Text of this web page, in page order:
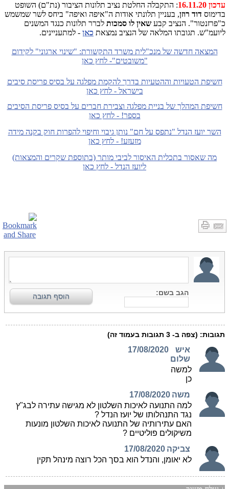
עדכון 16.11.20
: התקבלה החלטת נציב תלונות הציבור (נת"ם) השופט
בדימוס דוד רוזן, בעניין תלונתי אודות ה"איפה ואיפה" ביחס לשר שמשמש
כ"פרזנטור". הנציב קבע שאין לו סמכות לברר תלונות כנגד המשנים
ליועמ"ש. תגובתו המלאה של הנציב נמצאת כאן - למתעניינים.
המצאה חדשה של מנכ"לית משרד התקשורת: "שינוי ארגוני" לקידום
"משובטים"- לחץ כאן
חשיפת הטעויות וההטעיות בדרך להקמת מפלגה על בסיס פריסת סיבים
בישראל - לחץ כאן
חשיפת המהלך של בניית מפלגה וצבירת חברים על בסיס פריסת הסיבים
בספר! - לחץ כאן
השר יועז הנדל "נתפס על חם" נותן גיבוי וחיפוי להפרות חוק בקנה מידה
מזעזע! - לחץ כאן
מה שאסור בתכלית האיסור לביבי מותר (בתוספת שקרים והמצאות)
ליועז הנדל - לחץ כאן